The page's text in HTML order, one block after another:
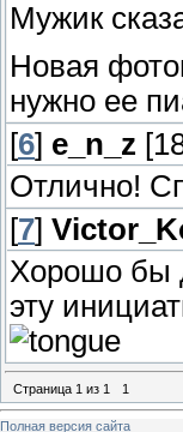
Мужик
Новая
нужно ее
[6] e_n_z
Отлично!
[7]
Хорошо бы
эту
Страница 1 из 1 1
Полная версия сайта